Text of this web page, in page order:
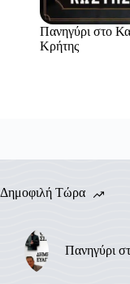
Πανηγύρι στο
Κρήτης
Δημοφιλή Τώρα
Πανηγύρι